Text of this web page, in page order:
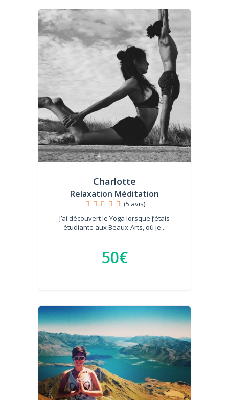
Charlotte
Relaxation Méditation
(5 avis)
J’ai découvert le Yoga lorsque j’étais
étudiante aux Beaux-Arts, où je...
50€